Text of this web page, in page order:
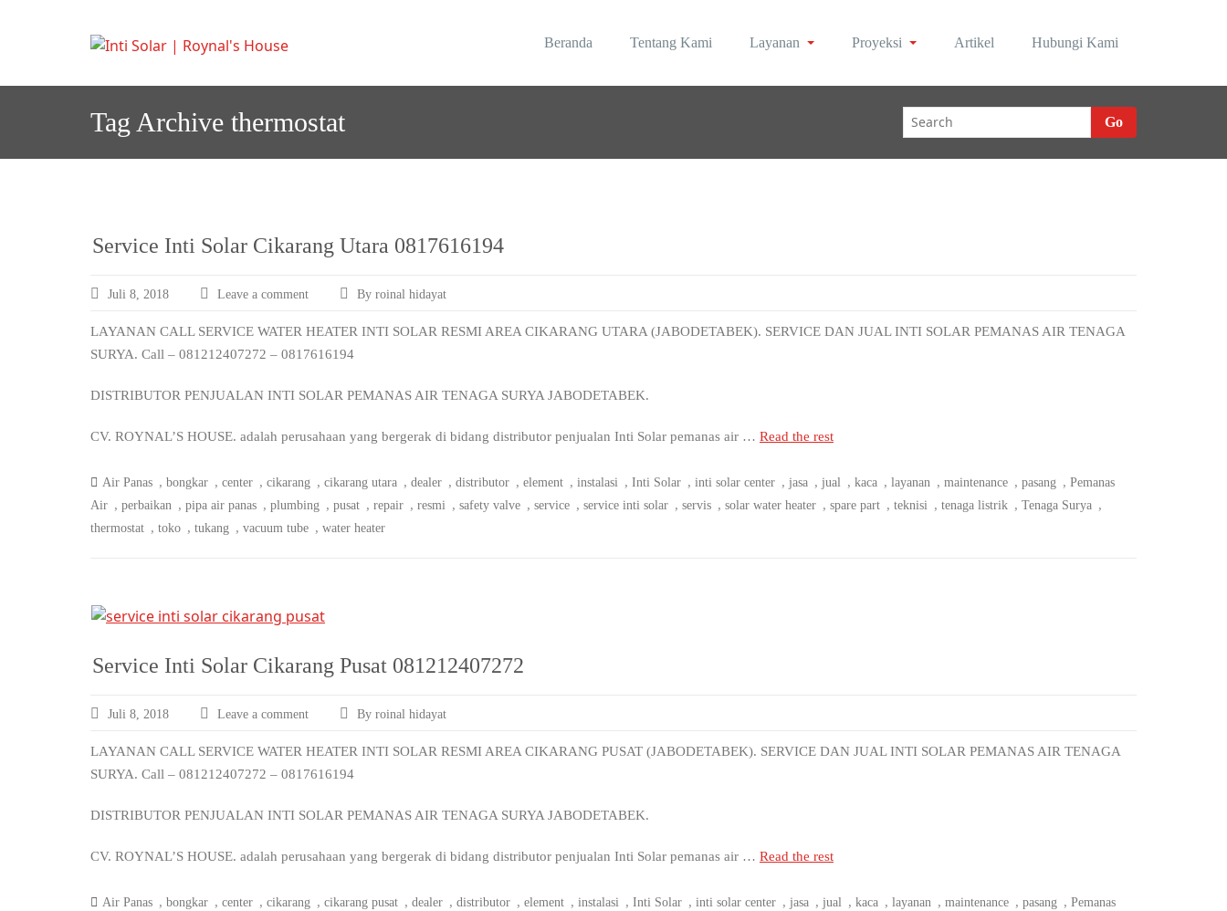
Beranda Tentang Kami Layanan Proyeksi Artikel Hubungi Kami
Tag Archive thermostat Go
Service Inti Solar Cikarang Utara 0817616194
Juli 8, 2018 Leave a comment By roinal hidayat
LAYANAN CALL SERVICE WATER HEATER INTI SOLAR RESMI AREA CIKARANG UTARA (JABODETABEK). SERVICE DAN JUAL INTI SOLAR PEMANAS AIR TENAGA
SURYA. Call – 081212407272 – 0817616194
DISTRIBUTOR PENJUALAN INTI SOLAR PEMANAS AIR TENAGA SURYA JABODETABEK.
CV. ROYNAL’S HOUSE. adalah perusahaan yang bergerak di bidang distributor penjualan Inti Solar pemanas air … Read the rest
Air Panas , bongkar , center , cikarang , cikarang utara , dealer , distributor , element , instalasi , Inti Solar , inti solar center , jasa , jual , kaca , layanan , maintenance , pasang , Pemanas
Air , perbaikan , pipa air panas , plumbing , pusat , repair , resmi , safety valve , service , service inti solar , servis , solar water heater , spare part , teknisi , tenaga listrik , Tenaga Surya ,
thermostat , toko , tukang , vacuum tube , water heater
Service Inti Solar Cikarang Pusat 081212407272
Juli 8, 2018 Leave a comment By roinal hidayat
LAYANAN CALL SERVICE WATER HEATER INTI SOLAR RESMI AREA CIKARANG PUSAT (JABODETABEK). SERVICE DAN JUAL INTI SOLAR PEMANAS AIR TENAGA
SURYA. Call – 081212407272 – 0817616194
DISTRIBUTOR PENJUALAN INTI SOLAR PEMANAS AIR TENAGA SURYA JABODETABEK.
CV. ROYNAL’S HOUSE. adalah perusahaan yang bergerak di bidang distributor penjualan Inti Solar pemanas air … Read the rest
Air Panas , bongkar , center , cikarang , cikarang pusat , dealer , distributor , element , instalasi , Inti Solar , inti solar center , jasa , jual , kaca , layanan , maintenance , pasang , Pemanas